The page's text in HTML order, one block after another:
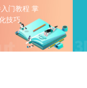
门教程 掌
技巧